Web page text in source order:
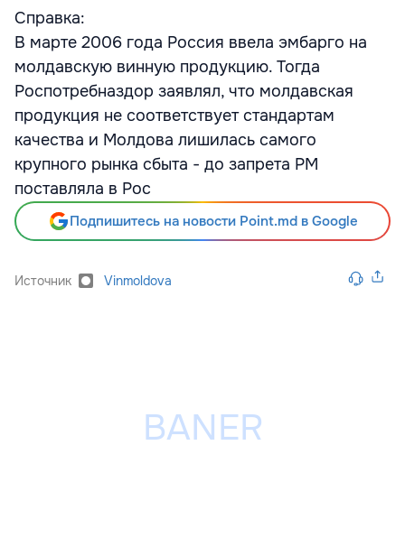
Справка:
В марте 2006 года Россия ввела эмбарго на
молдавскую винную продукцию. Тогда
Роспотребназдор заявлял, что молдавская
продукция не соответствует стандартам
качества и Молдова лишилась самого
крупного рынка сбыта - до запрета РМ
поставляла в Рос
Подпишитесь на новости Point.md в Google
Источник Vinmoldova